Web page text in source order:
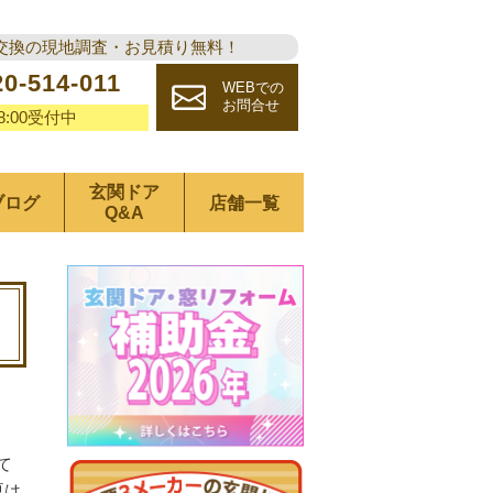
換の現地調査・お見積り無料！
514-011
受付中
WEBでの
お問合せ
ログ
玄関ドア
Q&A
店舗一覧